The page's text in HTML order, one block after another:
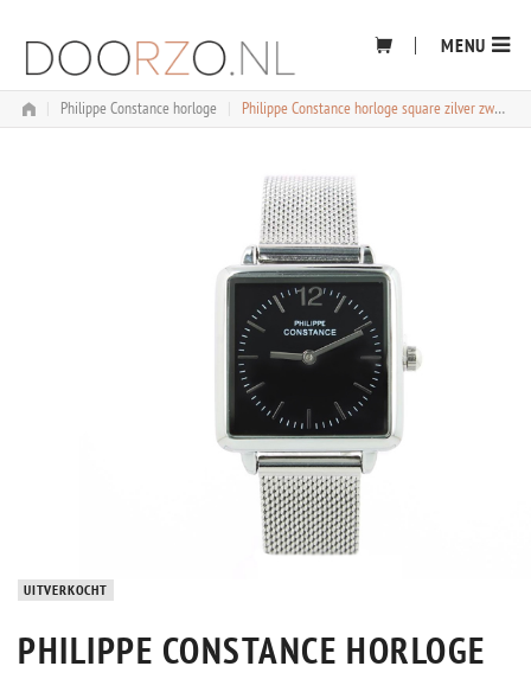
content
MENU
Philippe Constance horloge Philippe Constance horloge square zilver zwart
UITVERKOCHT
PHILIPPE CONSTANCE HORLOGE